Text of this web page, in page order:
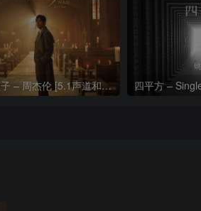
太阳之子 – 周杰伦 [5.1声道和192k母带] 四平方 –